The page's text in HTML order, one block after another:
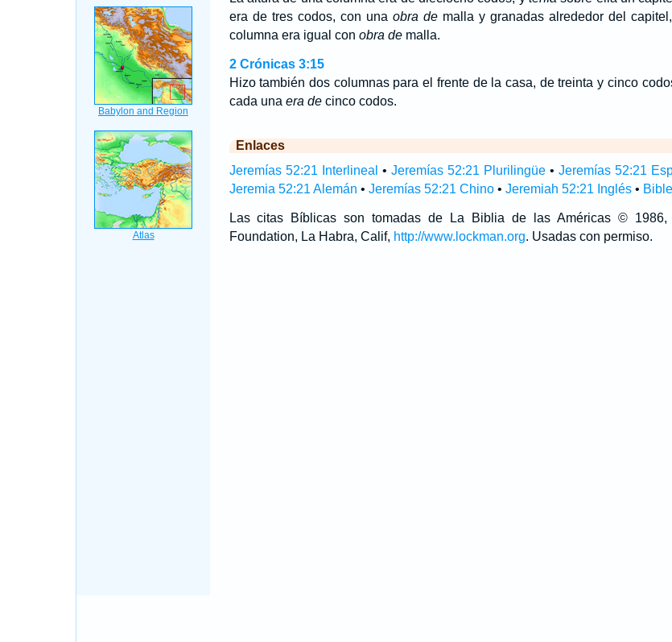
era de tres codos, con una obra demalla y granadas alrededor del
columna era igual con obra demalla.
2 Crónicas 3:15
Hizo también dos columnas para el frente de la casa, de treinta y cinco
cada una era decinco codos.
Enlaces
Jeremías 52:21 Interlineal • Jeremías 52:21 Plurilingüe• Jeremías 52:21
Jeremia 52:21 Alemán • Jeremías 52:21 Chino• Jeremiah 52:21 Inglés•
Las citas Bíblicas son tomadas de La Biblia de las Américas © 1986,
Foundation, La Habra, Calif, http://www.lockman.org. Usadas con permiso.